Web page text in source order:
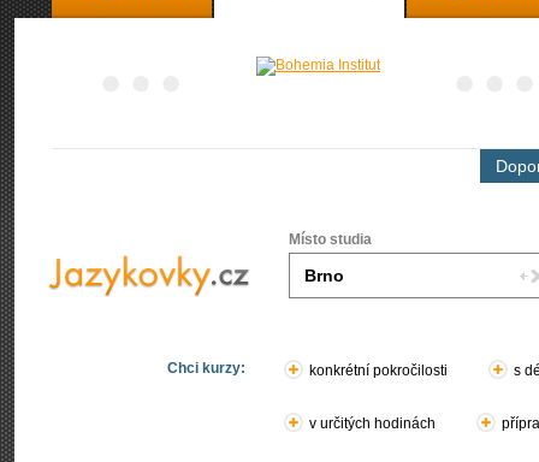
Místo studia
Chci kurzy: konkrétní pokročilosti s
v určitých hodinách